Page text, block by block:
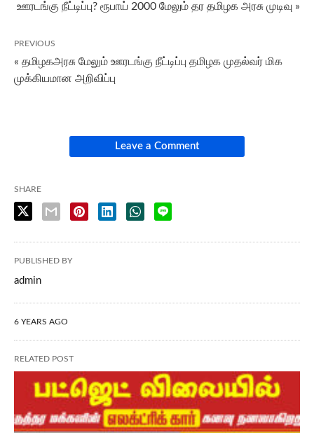
ஊரடங்கு நீட்டிப்பு? ரூபாய் 2000 மேலும் தர தமிழக அரசு முடிவு »
PREVIOUS
« தமிழகஅரசு மேலும் ஊரடங்கு நீட்டிப்பு தமிழக முதல்வர் மிக
முக்கியமான அறிவிப்பு
Leave a Comment
SHARE
PUBLISHED BY
admin
6 YEARS AGO
RELATED POST